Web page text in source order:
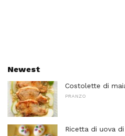
Newest
Costolette di
PRANZO
Ricetta di uova